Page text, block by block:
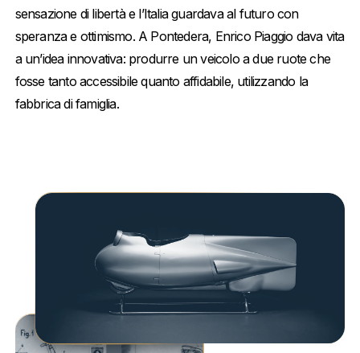
sensazione di libertà e l’Italia guardava al futuro con
speranza e ottimismo. A Pontedera, Enrico Piaggio dava vita
a un’idea innovativa: produrre un veicolo a due ruote che
fosse tanto accessibile quanto affidabile, utilizzando la
fabbrica di famiglia.